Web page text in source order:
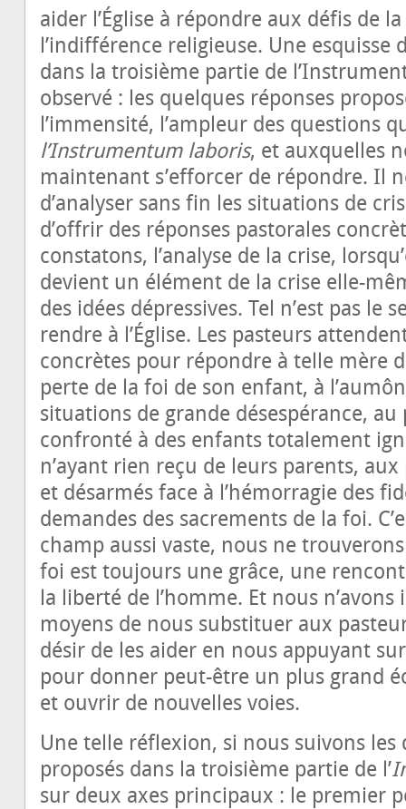
aider l’Église à répondre aux défis de
l’indifférence religieuse. Une esquisse
dans la troisième partie de
observé : les quelques réponses
l’immensité, l’ampleur des questions
l’Instrumentum laboris, et auxquelles
maintenant s’efforcer de répondre. Il
d’analyser sans fin les situations de
d’offrir des réponses pastorales
constatons, l’analyse de la crise,
devient un élément de la crise elle-
des idées dépressives. Tel n’est pas le
rendre à l’Église. Les pasteurs
concrètes pour répondre à telle mère
perte de la foi de son enfant, à
situations de grande désespérance,
confronté à des enfants totalement
n’ayant rien reçu de leurs parents,
et désarmés face à l’hémorragie des
demandes des sacrements de la foi.
champ aussi vaste, nous ne
foi est toujours une grâce, une
la liberté de l’homme. Et nous
moyens de nous substituer aux
désir de les aider en nous appuyant
pour donner peut-être un plus grand
et ouvrir de nouvelles voies.
Une telle réflexion, si nous suivons
proposés dans la troisième partie de l’
sur deux axes principaux : le premier